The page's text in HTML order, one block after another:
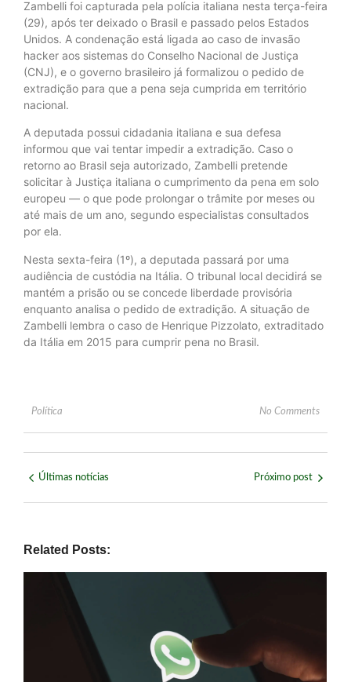
Zambelli foi capturada pela polícia italiana nesta terça-feira
(29), após ter deixado o Brasil e passado pelos Estados
Unidos. A condenação está ligada ao caso de invasão
hacker aos sistemas do Conselho Nacional de Justiça
(CNJ), e o governo brasileiro já formalizou o pedido de
extradição para que a pena seja cumprida em território
nacional.
A deputada possui cidadania italiana e sua defesa
informou que vai tentar impedir a extradição. Caso o
retorno ao Brasil seja autorizado, Zambelli pretende
solicitar à Justiça italiana o cumprimento da pena em solo
europeu — o que pode prolongar o trâmite por meses ou
até mais de um ano, segundo especialistas consultados
por ela.
Nesta sexta-feira (1º), a deputada passará por uma
audiência de custódia na Itália. O tribunal local decidirá se
mantém a prisão ou se concede liberdade provisória
enquanto analisa o pedido de extradição. A situação de
Zambelli lembra o caso de Henrique Pizzolato, extraditado
da Itália em 2015 para cumprir pena no Brasil.
Política No Comments
Últimas notícias Próximo post
Related Posts: